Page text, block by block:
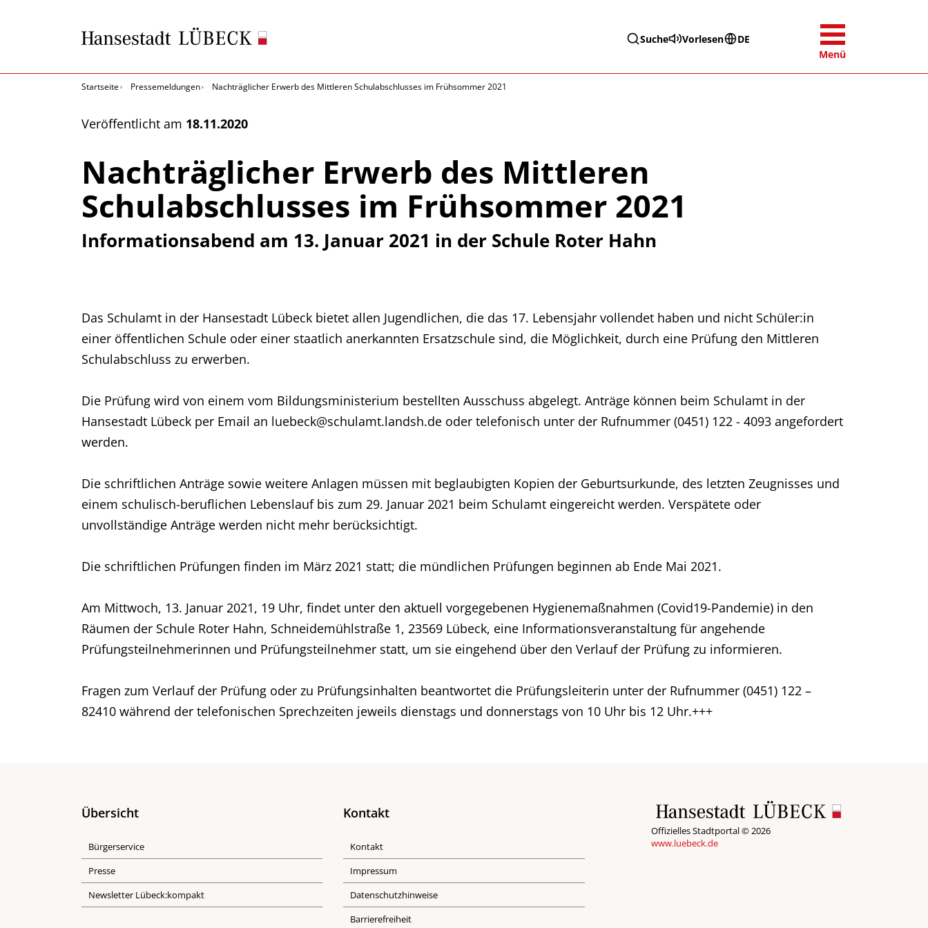
Suche Vorlesen
DE
Menü
Startseite Pressemeldungen Nachträglicher Erwerb des Mittleren Schulabschlusses im Frühsommer 2021
Veröffentlicht am 18.11.2020
Nachträglicher Erwerb des Mittleren
Schulabschlusses im Frühsommer 2021
Informationsabend am 13. Januar 2021 in der Schule Roter Hahn
Das Schulamt in der Hansestadt Lübeck bietet allen Jugendlichen, die das 17. Lebensjahr vollendet haben und nicht Schüler:in
einer öffentlichen Schule oder einer staatlich anerkannten Ersatzschule sind, die Möglichkeit, durch eine Prüfung den Mittleren
Schulabschluss zu erwerben.
Die Prüfung wird von einem vom Bildungsministerium bestellten Ausschuss abgelegt. Anträge können beim Schulamt in der
Hansestadt Lübeck per Email an luebeck@schulamt.landsh.de oder telefonisch unter der Rufnummer (0451) 122 - 4093 angefordert
werden.
Die schriftlichen Anträge sowie weitere Anlagen müssen mit beglaubigten Kopien der Geburtsurkunde, des letzten Zeugnisses und
einem schulisch-beruflichen Lebenslauf bis zum 29. Januar 2021 beim Schulamt eingereicht werden. Verspätete oder
unvollständige Anträge werden nicht mehr berücksichtigt.
Die schriftlichen Prüfungen finden im März 2021 statt; die mündlichen Prüfungen beginnen ab Ende Mai 2021.
Am Mittwoch, 13. Januar 2021, 19 Uhr, findet unter den aktuell vorgegebenen Hygienemaßnahmen (Covid19-Pandemie) in den
Räumen der Schule Roter Hahn, Schneidemühlstraße 1, 23569 Lübeck, eine Informationsveranstaltung für angehende
Prüfungsteilnehmerinnen und Prüfungsteilnehmer statt, um sie eingehend über den Verlauf der Prüfung zu informieren.
Fragen zum Verlauf der Prüfung oder zu Prüfungsinhalten beantwortet die Prüfungsleiterin unter der Rufnummer (0451) 122 –
82410 während der telefonischen Sprechzeiten jeweils dienstags und donnerstags von 10 Uhr bis 12 Uhr.+++
Übersicht
Bürgerservice
Presse
Newsletter Lübeck:kompakt
Kontakt
Kontakt
Impressum
Datenschutzhinweise
Barrierefreiheit
Offizielles Stadtportal © 2026
www.luebeck.de